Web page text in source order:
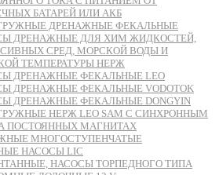
БАТАРЕЙ ИЛИ АКБ
ДРЕНАЖНЫЕ ФЕКАЛЬНЫЕ
ДРЕНАЖНЫЕ ДЛЯ ХИМ ЖИДКОСТЕЙ,
СРЕД, МОРСКОЙ ВОДЫ И
ТЕМПЕРАТУРЫ НЕРЖ
ДРЕНАЖНЫЕ ФЕКАЛЬНЫЕ LEO
ДРЕНАЖНЫЕ ФЕКАЛЬНЫЕ VODOTOK
ДРЕНАЖНЫЕ ФЕКАЛЬНЫЕ DONGYIN
НЕРЖ LEO SAM С СИНХРОННЫМ
ПОСТОЯННЫХ МАГНИТАХ
МНОГОСТУПЕНЧАТЫЕ
НАСОСЫ LIC
НАСОСЫ ТОРПЕДНОГО ТИПА